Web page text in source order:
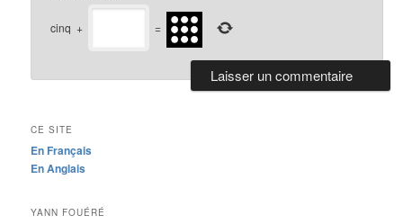
cinq + =
CE SITE
En Français
En Anglais
YANN FOUÉRÉ